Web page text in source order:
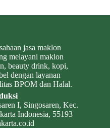
jasa maklon
melayani maklon
beauty drink, kopi,
dengan layanan
BPOM dan Halal.
I, Singosaren, Kec.
Indonesia, 55193